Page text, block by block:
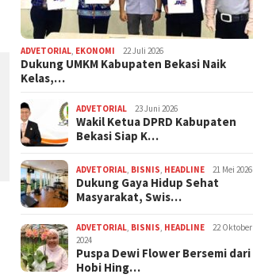
ADVETORIAL EKONOMI 22 Juli 2026
Dukung UMKM Kabupaten Bekasi Naik
Kelas,…
ADVETORIAL 23 Juni 2026
Wakil Ketua DPRD Kabupaten
Bekasi Siap K…
ADVETORIAL BISNIS HEADLINE 21 Mei 2026
Dukung Gaya Hidup Sehat
Masyarakat, Swis…
ADVETORIAL BISNIS HEADLINE
22 Oktober
2024
Puspa Dewi Flower Bersemi dari
Hobi Hing…